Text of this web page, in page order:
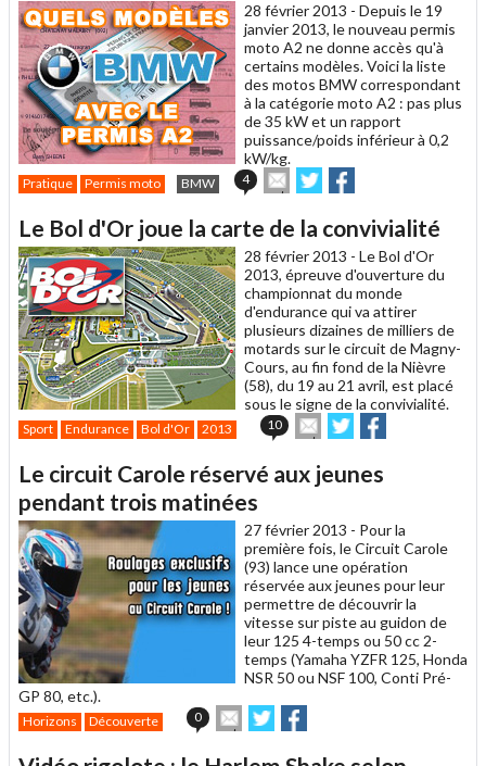
28 février 2013 - Depuis le 19
janvier 2013, le nouveau permis
moto A2 ne donne accès qu'à
certains modèles. Voici la liste
des motos BMW correspondant
à la catégorie moto A2 : pas plus
de 35 kW et un rapport
puissance/poids inférieur à 0,2
kW/kg.
Pratique Permis moto BMW 4
Envoyer
cet
à
un
ami
Partager
sur sur
Le Bol d'Or joue la carte de la convivialité
28 février 2013 - Le Bol d'Or
2013, épreuve d'ouverture du
championnat du monde
d'endurance qui va attirer
plusieurs dizaines de milliers de
motards sur le circuit de Magny-
Cours, au fin fond de la Nièvre
(58), du 19 au 21 avril, est placé
sous le signe de la convivialité.
Sport Endurance Bol d'Or 2013 10
Envoyer
cet
à
Partager
sur sur
Le circuit Carole réservé aux jeunes
pendant trois matinées
27 février 2013 - Pour la
première fois, le Circuit Carole
(93) lance une opération
réservée aux jeunes pour leur
permettre de découvrir la
vitesse sur piste au guidon de
leur 125 4-temps ou 50 cc 2-
temps (Yamaha YZFR 125, Honda
NSR 50 ou NSF 100, Conti Pré-
GP 80, etc.).
Horizons Découverte 0
Envoyer
cet
Partager
sur sur